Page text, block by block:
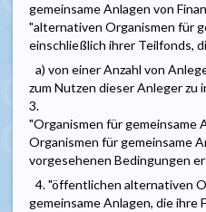
gemeinsame Anlagen von
"alternativen Organismen für
einschließlich ihrer Teilfonds,
a) von einer Anzahl von
zum Nutzen dieser Anleger zu
3.
"Organismen für gemeinsame
Organismen für gemeinsame
vorgesehenen Bedingungen
4. "öffentlichen alternativen
gemeinsame Anlagen, die